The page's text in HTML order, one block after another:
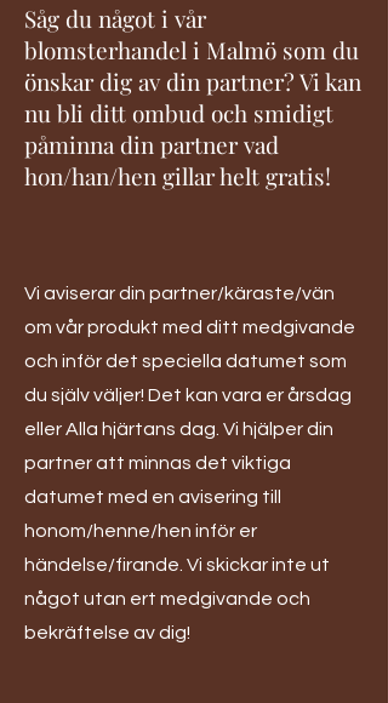
Såg du något i vår
blomsterhandel i Malmö som du
önskar dig av din partner? Vi kan
nu bli ditt ombud och smidigt
påminna din partner vad
hon/han/hen gillar helt gratis!
Vi aviserar din partner/käraste/vän
om vår produkt med ditt medgivande
och inför det speciella datumet som
du själv väljer! Det kan vara er årsdag
eller Alla hjärtans dag. Vi hjälper din
partner att minnas det viktiga
datumet med en avisering till
honom/henne/hen inför er
händelse/firande. Vi skickar inte ut
något utan ert medgivande och
bekräftelse av dig!